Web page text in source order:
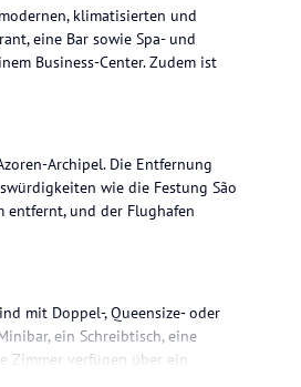
klimatisierten und
eine Bar sowie Spa- und
Business-Center. Zudem ist
Archipel. Die Entfernung
wie die Festung São
entfernt, und der Flughafen
mit Doppel-, Queensize- oder
ein Schreibtisch, eine
Zimmer verfügen über ein